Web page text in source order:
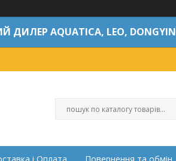
AQUATICA, LEO, DONGYIN